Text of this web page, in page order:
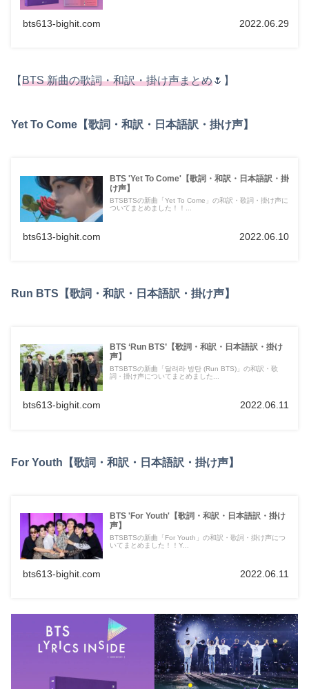
bts613-bighit.com 2022.06.29
【BTS 新曲の歌詞・和訳・掛け声まとめ🌷】
Yet To Come【歌詞・和訳・日本語訳・掛け声】
BTS 'Yet To Come'【歌詞・和訳・日本語訳・掛
け声】
BTSBTSの新曲「Yet To Come」の和訳・歌詞・掛け声に
ついてまとめました！！...
bts613-bighit.com 2022.06.10
Run BTS【歌詞・和訳・日本語訳・掛け声】
BTS ‘Run BTS’【歌詞・和訳・日本語訳・掛け
声】
BTSBTSの新曲「달려라 방탄 (Run BTS)」の和訳・歌
詞・掛け声についてまとめました...
bts613-bighit.com 2022.06.11
For Youth【歌詞・和訳・日本語訳・掛け声】
BTS 'For Youth'【歌詞・和訳・日本語訳・掛け
声】
BTSBTSの新曲「For Youth」の和訳・歌詞・掛け声につ
いてまとめました！！Y...
bts613-bighit.com 2022.06.11